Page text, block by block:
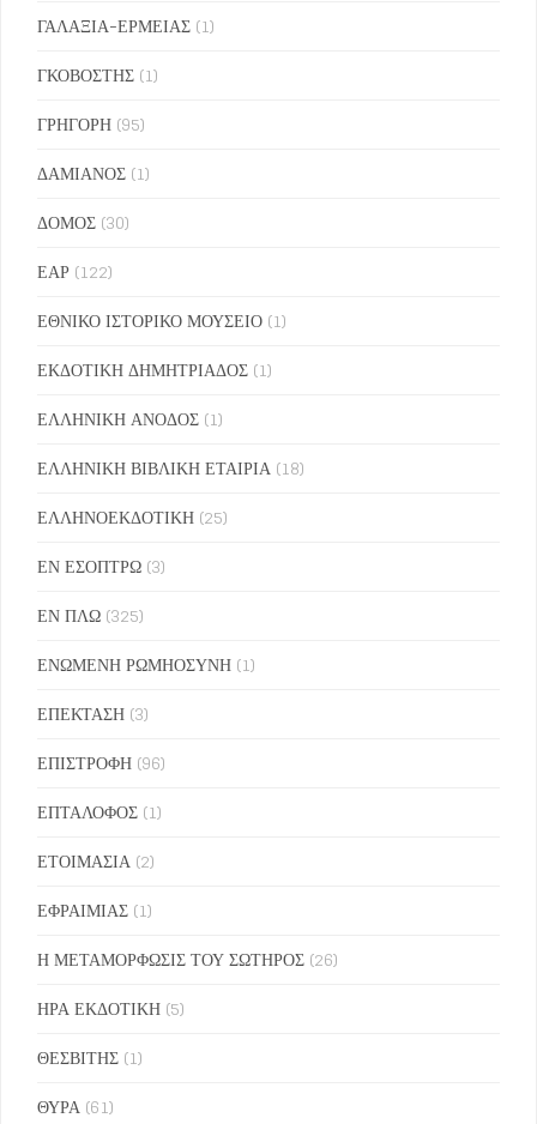
ΓΑΛΑΞΙΑ-ΕΡΜΕΙΑΣ (1)
ΓΚΟΒΟΣΤΗΣ (1)
ΓΡΗΓΟΡΗ (95)
ΔΑΜΙΑΝΟΣ (1)
ΔΟΜΟΣ (30)
ΕΑΡ (122)
ΕΘΝΙΚΟ ΙΣΤΟΡΙΚΟ ΜΟΥΣΕΙΟ (1)
ΕΚΔΟΤΙΚΗ ΔΗΜΗΤΡΙΑΔΟΣ (1)
ΕΛΛΗΝΙΚΗ ΑΝΟΔΟΣ (1)
ΕΛΛΗΝΙΚΗ ΒΙΒΛΙΚΗ ΕΤΑΙΡΙΑ (18)
ΕΛΛΗΝΟΕΚΔΟΤΙΚΗ (25)
ΕΝ ΕΣΟΠΤΡΩ (3)
ΕΝ ΠΛΩ (325)
ΕΝΩΜΕΝΗ ΡΩΜΗΟΣΥΝΗ (1)
ΕΠΕΚΤΑΣΗ (3)
ΕΠΙΣΤΡΟΦΗ (96)
ΕΠΤΑΛΟΦΟΣ (1)
ΕΤΟΙΜΑΣΙΑ (2)
ΕΦΡΑΙΜΙΑΣ (1)
Η ΜΕΤΑΜΟΡΦΩΣΙΣ ΤΟΥ ΣΩΤΗΡΟΣ (26)
ΗΡΑ ΕΚΔΟΤΙΚΗ (5)
ΘΕΣΒΙΤΗΣ (1)
ΘΥΡΑ (61)